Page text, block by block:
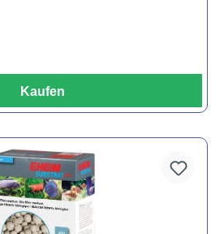
Kaufen